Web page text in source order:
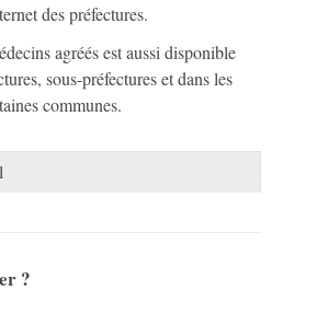
des préfectures.
agréés est aussi disponible
sous-préfectures et dans les
communes.
?